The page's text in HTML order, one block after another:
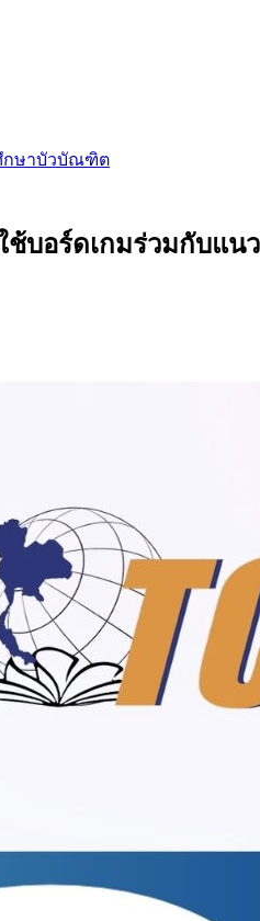
ศึกษาบัวบัณฑิต
ช้บอร์ดเกมร่วมกับ